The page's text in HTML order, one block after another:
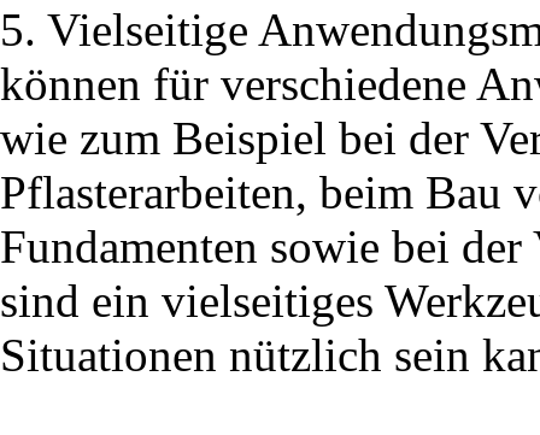
5. Vielseitige
können für verschiedene
wie zum Beispiel bei der
Pflasterarbeiten, beim Bau
Fundamenten sowie bei
sind ein vielseitiges
Situationen nützlich sein